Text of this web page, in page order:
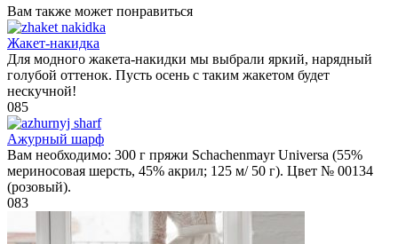
Вам также может понравиться
Жакет-накидка
Для модного жакета-накидки мы выбрали яркий, нарядный
голубой оттенок. Пусть осень с таким жакетом будет
нескучной!
085
Ажурный шарф
Вам необходимо: 300 г пряжи Schachenmayr Universa (55%
мериносовая шерсть, 45% акрил; 125 м/ 50 г). Цвет № 00134
(розовый).
083